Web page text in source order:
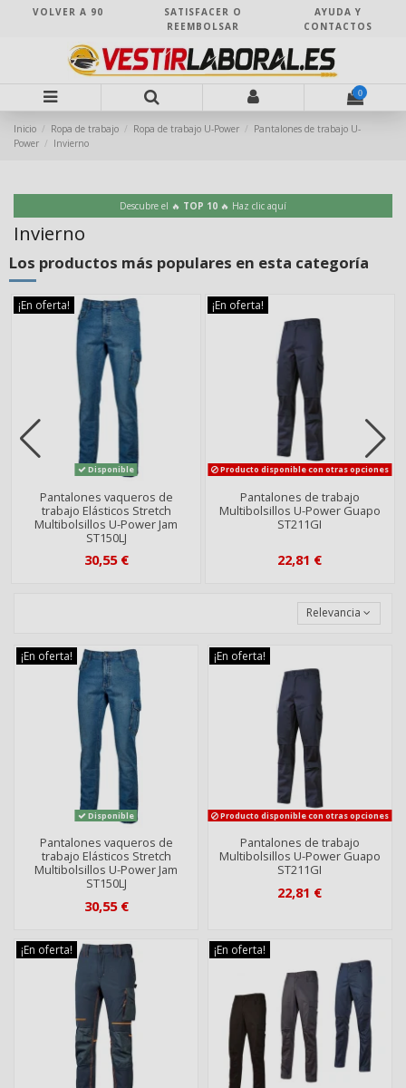
VOLVER A 90
SATISFACER O
REEMBOLSAR
AYUDA Y
CONTACTOS
0
Inicio Ropa de trabajo Ropa de trabajo U-Power
Pantalones de trabajo U-
Power
Invierno
Descubre el 🔥 TOP 10 🔥 Haz clic aquí
Invierno
Los productos más populares en esta categoría
¡En oferta!
Disponible
Pantalones vaqueros de
trabajo Elásticos Stretch
Multibolsillos U-Power Jam
ST150LJ
30,55 €
¡En oferta!
Producto disponible con otras opciones
Pantalones de trabajo
Multibolsillos U-Power Guapo
ST211GI
22,81 €
Relevancia
¡En oferta!
Disponible
Pantalones vaqueros de
trabajo Elásticos Stretch
Multibolsillos U-Power Jam
ST150LJ
30,55 €
¡En oferta!
Producto disponible con otras opciones
Pantalones de trabajo
Multibolsillos U-Power Guapo
ST211GI
22,81 €
¡En oferta! ¡En oferta!